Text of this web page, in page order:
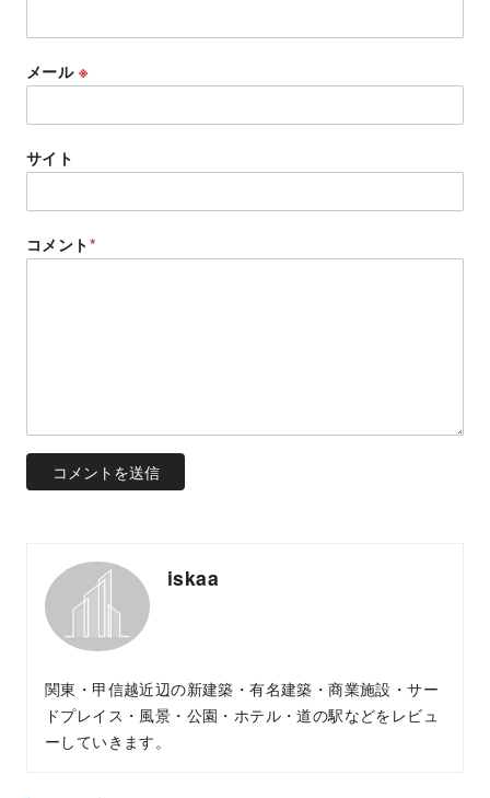
メール ※
サイト
コメント*
iskaa
関東・甲信越近辺の新建築・有名建築・商業施設・サー
ドプレイス・風景・公園・ホテル・道の駅などをレビュ
ーしていきます。